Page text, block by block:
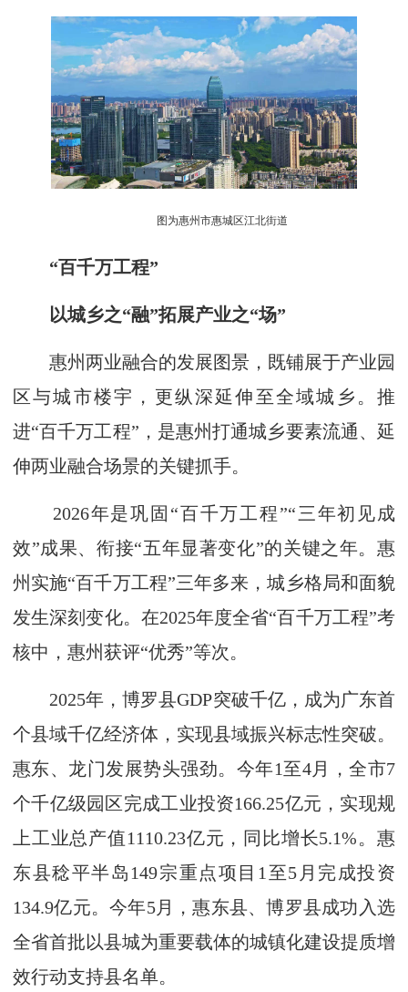
图为惠州市惠城区江北街道
“百千万工程”
以城乡之“融”拓展产业之“场”
惠州两业融合的发展图景，既铺展于产业园
区与城市楼宇，更纵深延伸至全域城乡。推
进“百千万工程”，是惠州打通城乡要素流通、延
伸两业融合场景的关键抓手。
2026年是巩固“百千万工程”“三年初见成
效”成果、衔接“五年显著变化”的关键之年。惠
州实施“百千万工程”三年多来，城乡格局和面貌
发生深刻变化。在2025年度全省“百千万工程”考
核中，惠州获评“优秀”等次。
2025年，博罗县GDP突破千亿，成为广东首
个县域千亿经济体，实现县域振兴标志性突破。
惠东、龙门发展势头强劲。今年1至4月，全市7
个千亿级园区完成工业投资166.25亿元，实现规
上工业总产值1110.23亿元，同比增长5.1%。惠
东县稔平半岛149宗重点项目1至5月完成投资
134.9亿元。今年5月，惠东县、博罗县成功入选
全省首批以县城为重要载体的城镇化建设提质增
效行动支持县名单。